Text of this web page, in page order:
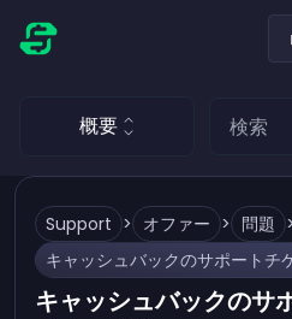
概要
Support > オファー > 問題 >
キャッシュバックのサ